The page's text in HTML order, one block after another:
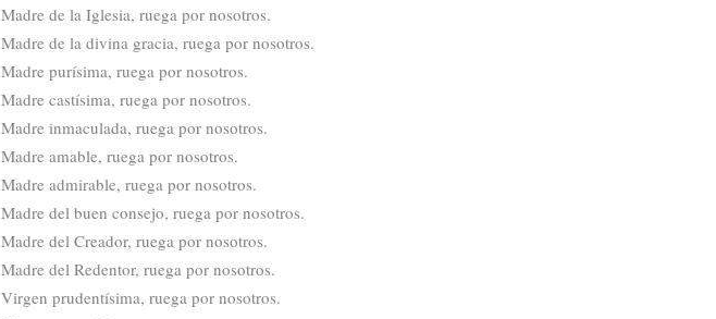
Madre de la Iglesia, ruega por nosotros.
Madre de la divina gracia, ruega por nosotros.
Madre purísima, ruega por nosotros.
Madre castísima, ruega por nosotros.
Madre inmaculada, ruega por nosotros.
Madre amable, ruega por nosotros.
Madre admirable, ruega por nosotros.
Madre del buen consejo, ruega por nosotros.
Madre del Creador, ruega por nosotros.
Madre del Redentor, ruega por nosotros.
Virgen prudentísima, ruega por nosotros.